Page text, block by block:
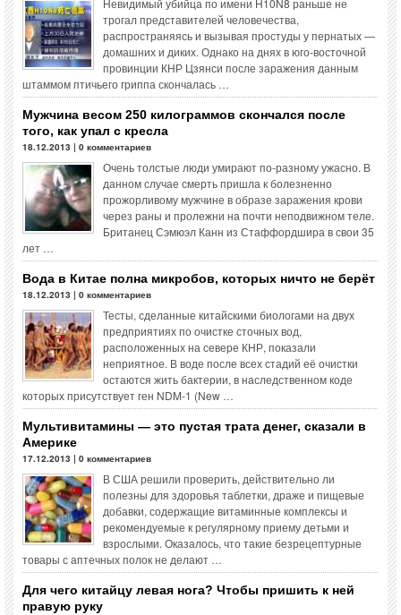
Невидимый убийца по имени H10N8 раньше не
трогал представителей человечества,
распространяясь и вызывая простуды у пернатых —
домашних и диких. Однако на днях в юго-восточной
провинции КНР Цзянси после заражения данным
штаммом птичьего гриппа скончалась …
Мужчина весом 250 килограммов скончался после
того, как упал с кресла
18.12.2013 | 0 комментариев
Очень толстые люди умирают по-разному ужасно. В
данном случае смерть пришла к болезненно
прожорливому мужчине в образе заражения крови
через раны и пролежни на почти неподвижном теле.
Британец Сэмюэл Канн из Стаффордшира в свои 35
лет …
Вода в Китае полна микробов, которых ничто не берёт
18.12.2013 | 0 комментариев
Тесты, сделанные китайскими биологами на двух
предприятиях по очистке сточных вод,
расположенных на севере КНР, показали
неприятное. В воде после всех стадий её очистки
остаются жить бактерии, в наследственном коде
которых присутствует ген NDM-1 (New …
Мультивитамины — это пустая трата денег, сказали в
Америке
17.12.2013 | 0 комментариев
В США решили проверить, действительно ли
полезны для здоровья таблетки, драже и пищевые
добавки, содержащие витаминные комплексы и
рекомендуемые к регулярному приему детьми и
взрослыми. Оказалось, что такие безрецептурные
товары с аптечных полок не делают …
Для чего китайцу левая нога? Чтобы пришить к ней
правую руку